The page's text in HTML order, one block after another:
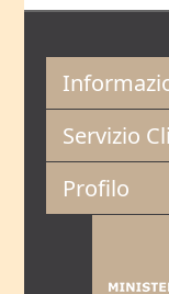
Servizio
Profilo